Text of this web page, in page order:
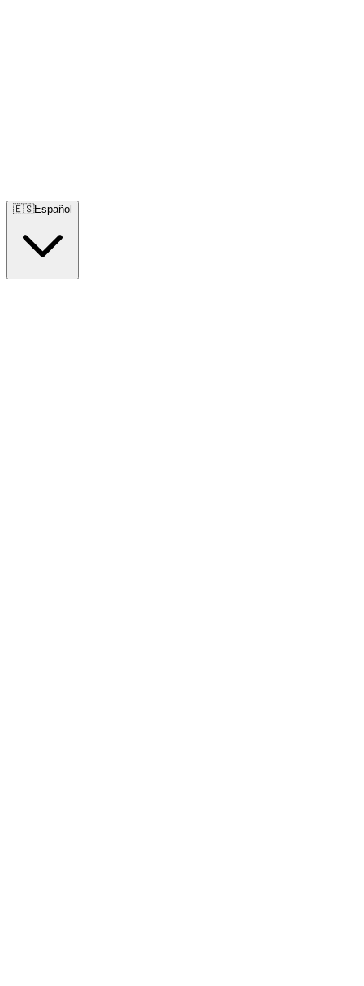
🇪🇸Español